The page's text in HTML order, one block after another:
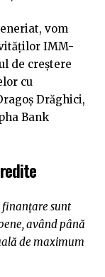
vom
IMM-
de creștere
cu
Drăghici,
Bank
finanțare sunt
având până
de maximum